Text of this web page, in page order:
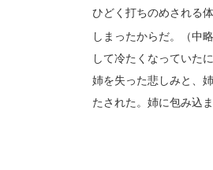
ひどく打ちのめされる
しまったからだ。（中
して冷たくなっていた
姉を失った悲しみと、
たされた。姉に包み込